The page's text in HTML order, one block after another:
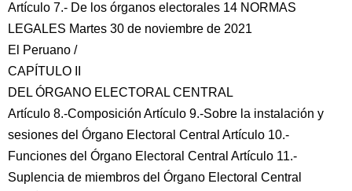
Artículo 7.- De los órganos electorales 14 NORMAS
LEGALES Martes 30 de noviembre de 2021
El Peruano /
CAPÍTULO II
DEL ÓRGANO ELECTORAL CENTRAL
Artículo 8.-Composición Artículo 9.-Sobre la instalación y
sesiones del Órgano Electoral Central Artículo 10.-
Funciones del Órgano Electoral Central Artículo 11.-
Suplencia de miembros del Órgano Electoral Central